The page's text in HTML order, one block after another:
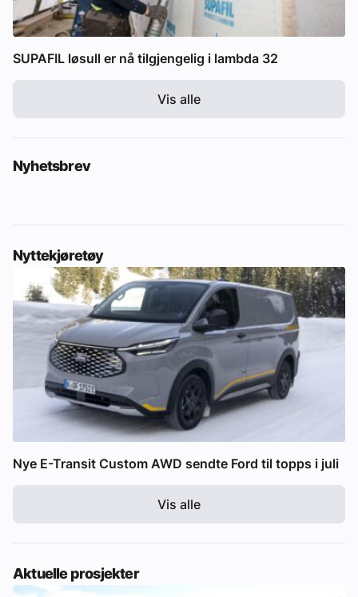
SUPAFIL løsull er nå tilgjengelig i lambda 32
Vis alle
Nyhetsbrev
Nyttekjøretøy
Nye E-Transit Custom AWD sendte Ford til topps i juli
Vis alle
Aktuelle prosjekter